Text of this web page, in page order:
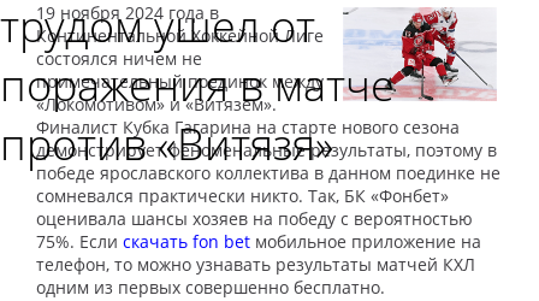
трудом ушел от
поражения в матче
против «Витязя»
19 ноября 2024 года в
Континентальной Хоккейной Лиге
состоялся ничем не
примечательный поединок между
«Локомотивом» и «Витязем».
Финалист Кубка Гагарина на старте нового сезона
демонстрирует феноменальные результаты, поэтому в
победе ярославского коллектива в данном поединке не
сомневался практически никто. Так, БК «Фонбет»
оценивала шансы хозяев на победу с вероятностью
75%. Если скачать fon bet мобильное приложение на
телефон, то можно узнавать результаты матчей КХЛ
одним из первых совершенно бесплатно.